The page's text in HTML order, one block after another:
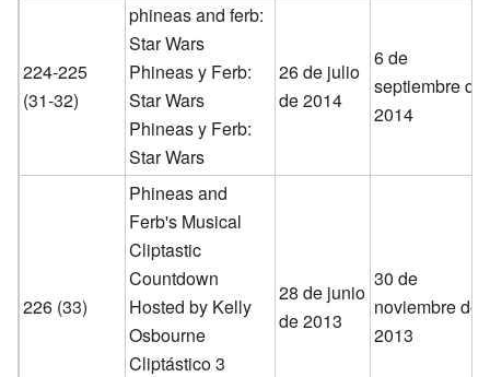
224-225
(31-32)
phineas and ferb:
Star Wars
Phineas y Ferb:
Star Wars
Phineas y Ferb:
Star Wars
26 de julio
de 2014
6 de
septiembre de
2014
226 (33)
Phineas and
Ferb's Musical
Cliptastic
Countdown
Hosted by Kelly
Osbourne
Cliptástico 3
28 de junio
de 2013
30 de
noviembre de
2013